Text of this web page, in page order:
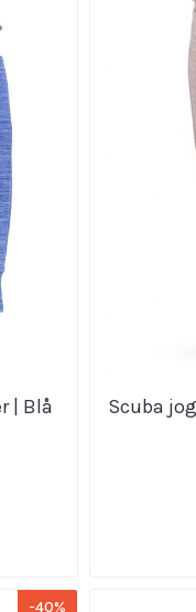
| Blå
Scuba
-40%